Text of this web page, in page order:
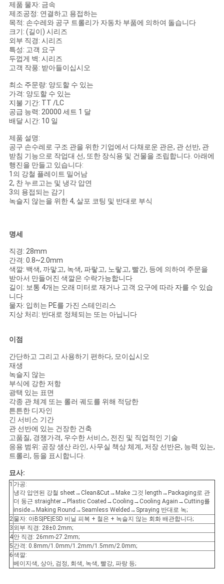
PRIVACY
POLICY
제품 물자: 금속
제조공정: 연결하고 용접하는
목적: 손수레와 공구 트롤리가 자동차 부품에 의하여 돌습니다
크기: (길이) 시리즈
외부 직경: 시리즈
특성: 고객 요구
두껍게 벽: 시리즈
고객 작풍: 받아들이십시오
최소 주문량: 양도할 수 있는
가격: 양도할 수 있는
지불 기간: TT /LC
공급 능력: 20000 세트 1 달
배달 시간: 10 일
제품 설명:
공구 손수레로 구조 관을 위한 기업에서 다채로운 관은, 관 선반, 관
받침 기능으로 작업대 선, 또한 장식용 및 건물을 조립합니다. 아래에
행진을 만들고 있습니다:
1의 강철 플레이트 밀어남
2, 찬 누르고는 및 냉각 압연
3의 용접되는 감기
녹슬지 않는을 위한 4, 살포 코팅 및 반대로 부식
명세
직경: 28mm
간격: 0.8~2.0mm
색깔: 백색, 까맣고, 녹색, 파랗고, 노랗고, 빨간, 등에 의하여 주문을
받아서 만들어진 색깔은 수락가능합니다
길이: 보통 4개는 오래 미터로 재거나 고객 요구에 따라 자를 수 있습
니다
물자: 입히는 PE를 가진 스테인리스
지상 처리: 반대로 정체되는 또는 아닙니다
이점
간단하고 그리고 사용하기 편하다, 모이십시오
재생
녹슬지 않는
부식에 강한 저항
광택 있는 표면
각종 관 체계 또는 롤러 궤도를 위해 적당한
튼튼한 디자인
긴 서비스 기간
관 선반에 있는 건장한 건축
고품질, 경쟁가격, 우수한 서비스, 전진 및 직업적인 기술
응용 범위: 공장 생산 라인, 사무실 책상 체계, 저장 선반은, 능력 있는,
트롤리, 등을 표시합니다.
묘사:
1 가공:
냉각 압연된 강철 sheet→Clean&Cut→Make 그것 length→Packaging로 관
더 둥근 straighter→Plastic Coated→Cooling→Cooling Again→Cutting를
inside→Making Round→Seamless Welded→Spraying 반대로 녹;
2물자: 아BS|PE|ESD 비닐 피복 + 철은 + 녹슬지 않는 회화 배관합니다;
3 외부 직경: 28±0.2mm;
4안 직경: 26mm-27.2mm;
5 간격: 0.8mm/1.0mm/1.2mm/1.5mm/2.0mm;
6색깔:
베이지색, 상아, 검정, 회색, 녹색, 빨강, 파랑 등;